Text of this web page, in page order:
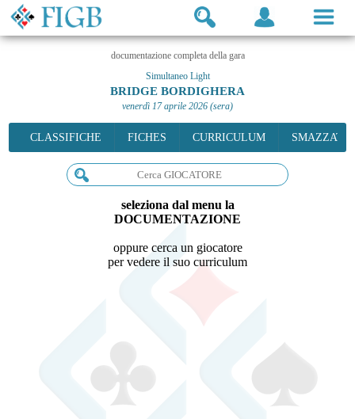
documentazione completa della gara
Simultaneo Light
BRIDGE BORDIGHERA
venerdì 17 aprile 2026 (sera)
CLASSIFICHE FICHES CURRICULUM SMAZZATE
seleziona dal menu la
DOCUMENTAZIONE
oppure cerca un giocatore
per vedere il suo curriculum